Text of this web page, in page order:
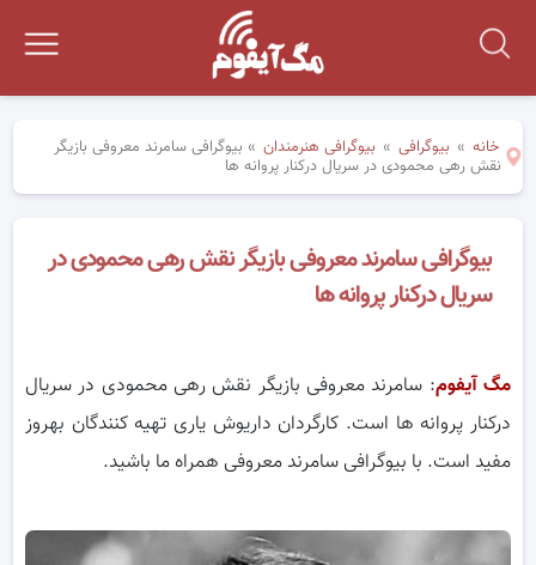
خانه » بیوگرافی » بیوگرافی هنرمندان » بیوگرافی سامرند معروفی بازیگر
نقش رهی محمودی در سریال درکنار پروانه ها
بیوگرافی سامرند معروفی بازیگر نقش رهی محمودی در
سریال درکنار پروانه ها
مگ آیفوم: سامرند معروفی بازیگر نقش رهی محمودی در سریال
درکنار پروانه ها است. کارگردان داریوش یاری تهیه کنندگان بهروز
مفید است. با بیوگرافی سامرند معروفی همراه ما باشید.